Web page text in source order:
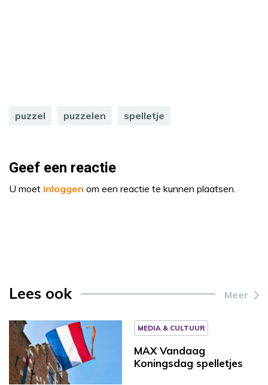
puzzel puzzelen spelletje
Geef een reactie
U moet inloggen om een reactie te kunnen plaatsen.
Lees ook Meer
MEDIA & CULTUUR
MAX Vandaag
Koningsdag spelletjes